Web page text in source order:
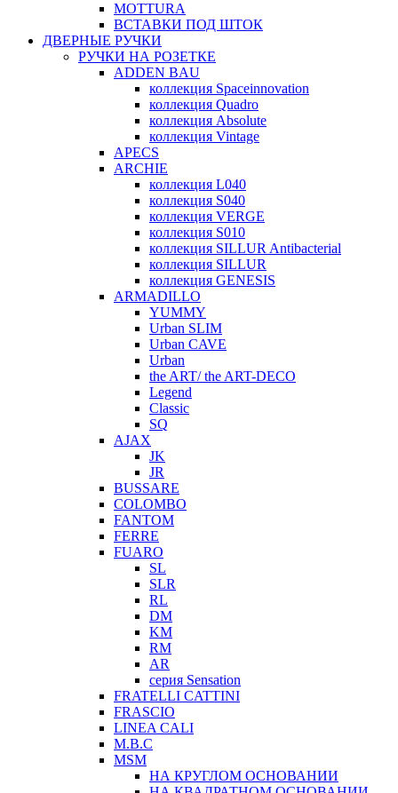
MOTTURA
ВСТАВКИ ПОД ШТОК
ДВЕРНЫЕ РУЧКИ
РУЧКИ НА РОЗЕТКЕ
ADDEN BAU
коллекция Spaceinnovation
коллекция Quadro
коллекция Absolute
коллекция Vintage
APECS
ARCHIE
коллекция L040
коллекция S040
коллекция VERGE
коллекция S010
коллекция SILLUR Antibacterial
коллекция SILLUR
коллекция GENESIS
ARMADILLO
YUMMY
Urban SLIM
Urban CAVE
Urban
the ART/ the ART-DECO
Legend
Classic
SQ
AJAX
JK
JR
BUSSARE
COLOMBO
FANTOM
FERRE
FUARO
SL
SLR
RL
DM
KM
RM
AR
серия Sensation
FRATELLI CATTINI
FRASCIO
LINEA CALI
M.B.C
MSM
НА КРУГЛОМ ОСНОВАНИИ